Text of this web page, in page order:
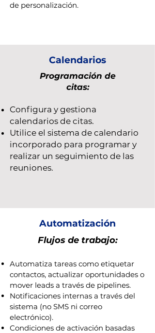
de personalización.
Calendarios
Programación de
citas:
Configura y gestiona
calendarios de citas.
Utilice el sistema de calendario
incorporado para programar y
realizar un seguimiento de las
reuniones.
Automatización
Flujos de trabajo:
Automatiza tareas como etiquetar
contactos, actualizar oportunidades o
mover leads a través de pipelines.
Notificaciones internas a través del
sistema (no SMS ni correo
electrónico).
Condiciones de activación basadas